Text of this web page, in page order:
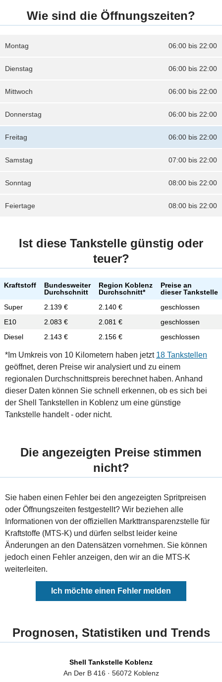
Wie sind die Öffnungszeiten?
06:00 bis 22:00
Montag
06:00 bis 22:00
Dienstag
06:00 bis 22:00
Mittwoch
06:00 bis 22:00
Donnerstag
06:00 bis 22:00
Freitag
07:00 bis 22:00
Samstag
08:00 bis 22:00
Sonntag
08:00 bis 22:00
Feiertage
Ist diese Tankstelle günstig oder
teuer?
Kraftstoff
Bundesweiter
Durchschnitt
Region Koblenz
Durchschnitt*
Preise an
dieser Tankstelle
Super
2.139 € 2.140 €
geschlossen
E10
2.083 € 2.081 €
geschlossen
Diesel
2.143 € 2.156 € geschlossen
*Im Umkreis von 10 Kilometern haben jetzt 18 Tankstellen
geöffnet, deren Preise wir analysiert und zu einem
regionalen Durchschnittspreis berechnet haben. Anhand
dieser Daten können Sie schnell erkennen, ob es sich bei
der Shell Tankstellen in Koblenz um eine günstige
Tankstelle handelt - oder nicht.
Die angezeigten Preise stimmen
nicht?
Sie haben einen Fehler bei den angezeigten Spritpreisen
oder Öffnungszeiten festgestellt? Wir beziehen alle
Informationen von der offiziellen Markttransparenzstelle für
Kraftstoffe (MTS-K) und dürfen selbst leider keine
Änderungen an den Datensätzen vornehmen. Sie können
jedoch einen Fehler anzeigen, den wir an die MTS-K
weiterleiten.
Ich möchte einen Fehler melden
Prognosen, Statistiken und Trends
Shell Tankstelle Koblenz
An Der B 416 · 56072 Koblenz